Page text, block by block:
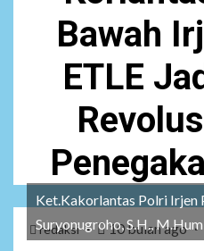
Bawah
ETLE
redaksi 10 bulan ago
Ket.Kakorlantas Polri Irjen
Suryonugroho, S.H., M.Hum